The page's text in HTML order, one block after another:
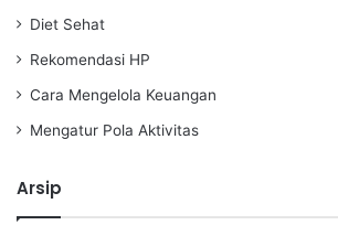
Diet Sehat
Rekomendasi HP
Cara Mengelola Keuangan
Mengatur Pola Aktivitas
Arsip